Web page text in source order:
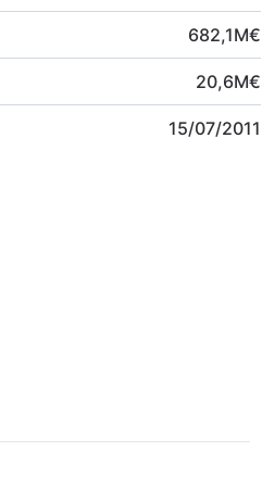
682,1M€
20,6M€
15/07/2011